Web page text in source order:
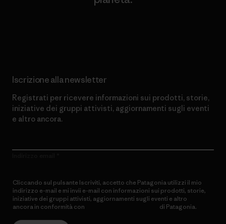
Iscrizione alla newsletter
Registrati per ricevere informazioni sui prodotti, storie,
iniziative dei gruppi attivisti, aggiornamenti sugli eventi
e altro ancora.
Cliccando sul pulsante Iscriviti, accetto che Patagonia utilizzi il mio
indirizzo e-mail e mi invii e-mail con informazioni sui prodotti, storie,
iniziative dei gruppi attivisti, aggiornamenti sugli eventi e altro
ancora in conformità con
di Patagonia.